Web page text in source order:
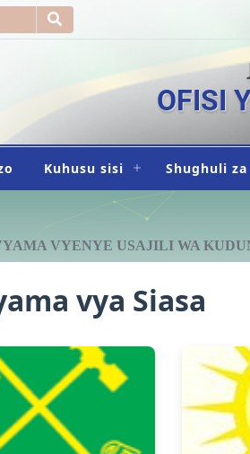
OFISI
Kuhusu sisi Shughuli
VYENYE USAJILI WA
vya Siasa